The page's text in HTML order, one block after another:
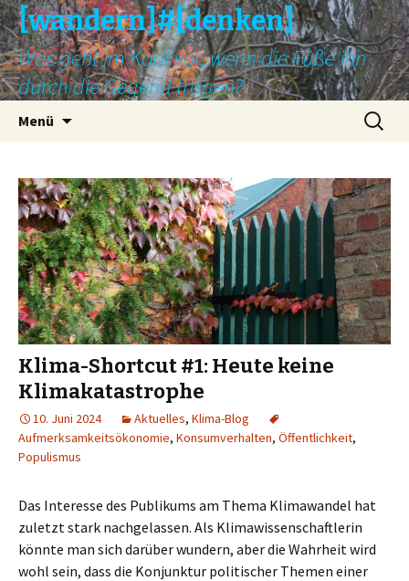
[wandern]#[denken]
Was geht im Kopf vor, wenn die Füße ihn
durch die Gegend tragen?
Menü
Suche
nach:
Klima-Shortcut #1: Heute keine
Klimakatastrophe
10. Juni 2024 Aktuelles, Klima-Blog
Aufmerksamkeitsökonomie, Konsumverhalten, Öffentlichkeit,
Populismus
Das Interesse des Publikums am Thema Klimawandel hat
zuletzt stark nachgelassen. Als Klimawissenschaftlerin
könnte man sich darüber wundern, aber die Wahrheit wird
wohl sein, dass die Konjunktur politischer Themen einer